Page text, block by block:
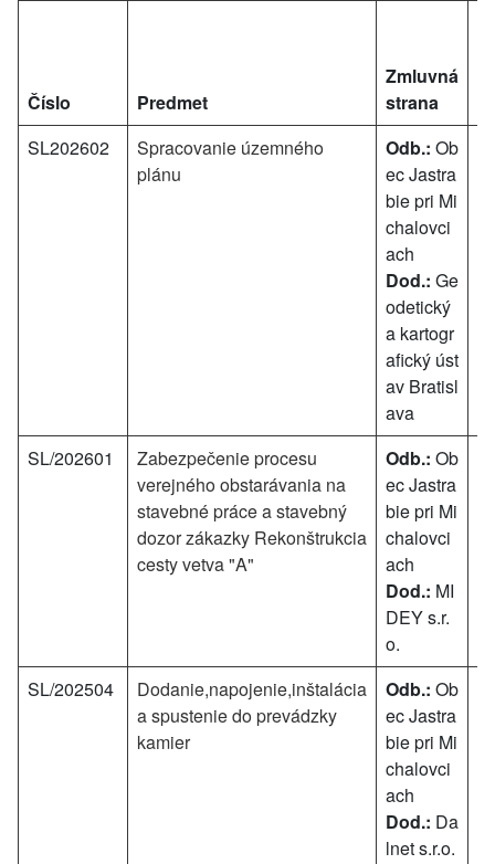
Číslo Predmet
Zmluvná
strana
SL202602
Spracovanie územného
plánu
Odb.: Ob
ec Jastra
bie pri Mi
chalovci
ach
Dod.: Ge
odetický
a kartogr
afický úst
av Bratisl
ava
SL/202601
Zabezpečenie procesu
verejného obstarávania na
stavebné práce a stavebný
dozor zákazky Rekonštrukcia
cesty vetva "A"
Odb.: Ob
ec Jastra
bie pri Mi
chalovci
ach
Dod.: MI
DEY s.r.
o.
SL/202504
Dodanie,napojenie,inštalácia
a spustenie do prevádzky
kamier
Odb.: Ob
ec Jastra
bie pri Mi
chalovci
ach
Dod.: Da
lnet s.r.o.